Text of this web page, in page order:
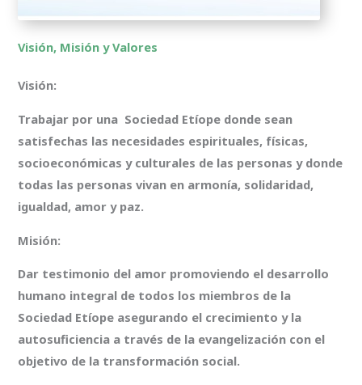
Visión, Misión y Valores
Visión:
Trabajar por una Sociedad Etíope donde sean
satisfechas las necesidades espirituales, físicas,
socioeconómicas y culturales de las personas y donde
todas las personas vivan en armonía, solidaridad,
igualdad, amor y paz.
Misión:
Dar testimonio del amor promoviendo el desarrollo
humano integral de todos los miembros de la
Sociedad Etíope asegurando el crecimiento y la
autosuficiencia a través de la evangelización con el
objetivo de la transformación social.